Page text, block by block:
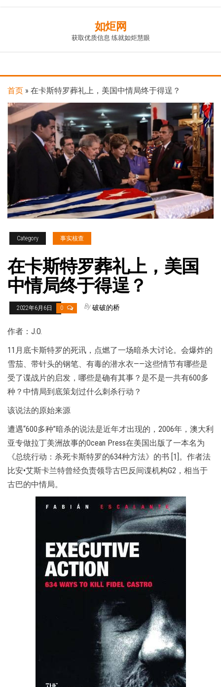
content
如炬网
获取优质信息 练就如炬慧眼
首页 » 在卡斯特罗葬礼上，美国中情局终于得逞？
Category 事实核查
在卡斯特罗葬礼上，美国
中情局终于得逞？
2022年6月6日 0 By 破破的桥
作者：J.O.
11月底卡斯特罗的死讯，点燃了一场暗杀大讨论。会爆炸的
雪茄、带针头的钢笔、有毒的潜水衣——这些情节有哪些是
受了谍战片的启发，哪些是确有其事？是不是一共有600多
种？中情局到底策划过什么刺杀行动？
该说法的原始来源
遭遇“600多种”暗杀的说法是近年才出现的，2006年，澳大利
亚专做拉丁美洲故事的Ocean Press在美国出版了一本名为
《总统行动：杀死卡斯特罗的634种方法》的书 [1]。作者法
比安•艾斯卡兰特曾经负责领导古巴反间谍机构G2，相当于
古巴的中情局。